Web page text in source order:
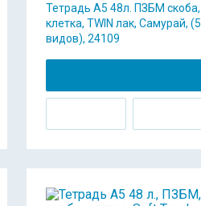
Тетрадь А5 48л. ПЗБМ скоба,
клетка, TWIN лак, Самурай, (5
видов), 24109